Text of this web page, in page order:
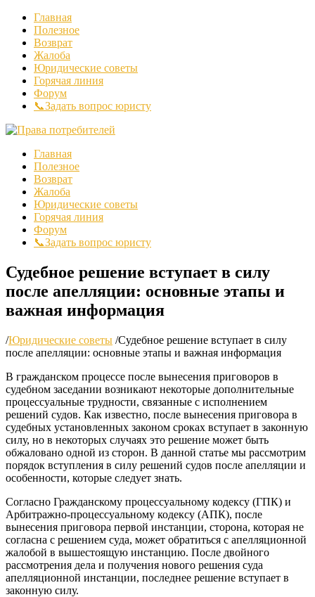
Главная
Полезное
Возврат
Жалоба
Юридические советы
Горячая линия
Форум
📞Задать вопрос юристу
Главная
Полезное
Возврат
Жалоба
Юридические советы
Горячая линия
Форум
📞Задать вопрос юристу
Судебное решение вступает в силу
после апелляции: основные этапы и
важная информация
/Юридические советы /Судебное решение вступает в силу
после апелляции: основные этапы и важная информация
В гражданском процессе после вынесения приговоров в
судебном заседании возникают некоторые дополнительные
процессуальные трудности, связанные с исполнением
решений судов. Как известно, после вынесения приговора в
судебных установленных законом сроках вступает в законную
силу, но в некоторых случаях это решение может быть
обжаловано одной из сторон. В данной статье мы рассмотрим
порядок вступления в силу решений судов после апелляции и
особенности, которые следует знать.
Согласно Гражданскому процессуальному кодексу (ГПК) и
Арбитражно-процессуальному кодексу (АПК), после
вынесения приговора первой инстанции, сторона, которая не
согласна с решением суда, может обратиться с апелляционной
жалобой в вышестоящую инстанцию. После двойного
рассмотрения дела и получения нового решения суда
апелляционной инстанции, последнее решение вступает в
законную силу.